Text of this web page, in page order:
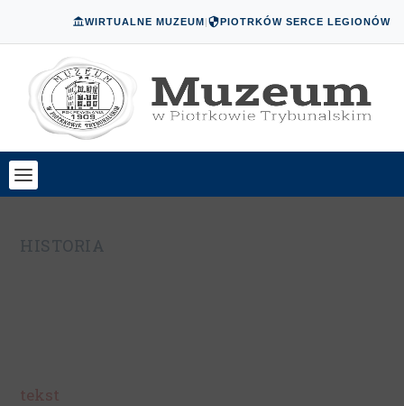
WIRTUALNE MUZEUM| PIOTRKÓW SERCE LEGIONÓW
HISTORIA
tekst